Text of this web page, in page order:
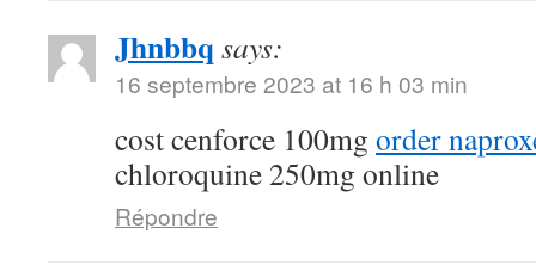
Jhnbbq says:
16 septembre 2023 at 16 h 03 min
cost cenforce 100mg order
chloroquine 250mg online
Répondre